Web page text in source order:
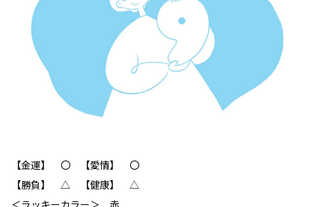
【金運】 〇 【愛情】 〇
【勝負】 △ 【健康】 △
＜ラッキーカラー＞ 赤